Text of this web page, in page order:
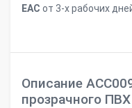
ЕАС от 3-х рабочих
Описание
прозрачного